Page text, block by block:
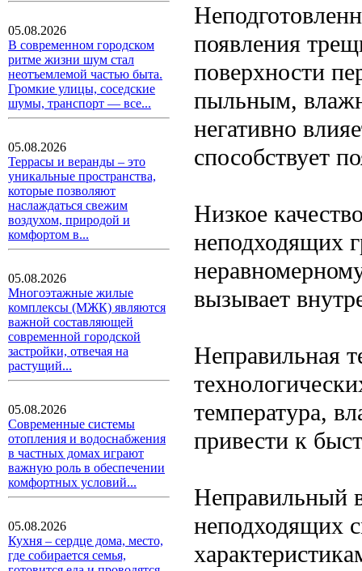
05.08.2026
В современном городском
ритме жизни шум стал
неотъемлемой частью быта.
Громкие улицы, соседские
шумы, транспорт — все...
05.08.2026
Террасы и веранды – это
уникальные пространства,
которые позволяют
наслаждаться свежим
воздухом, природой и
комфортом в...
05.08.2026
Многоэтажные жилые
комплексы (МЖК) являются
важной составляющей
современной городской
застройки, отвечая на
растущий...
05.08.2026
Современные системы
отопления и водоснабжения
в частных домах играют
важную роль в обеспечении
комфортных условий...
05.08.2026
Кухня – сердце дома, место,
где собирается семья,
появления
поверхности
пыльным,
негативно
способствует
Низкое
неподходящих
вызывает
Неправильная
температура,
привести к
Неправильный
неподходящих